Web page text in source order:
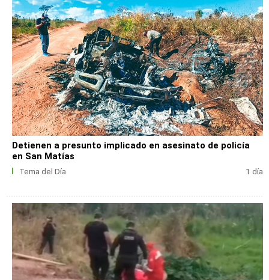
Detienen a presunto implicado en asesinato de policía
en San Matías
Tema del Día 1 día